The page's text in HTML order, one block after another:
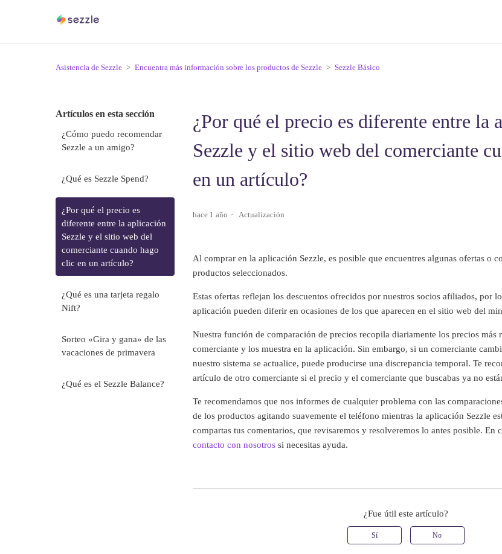
Asistencia de Sezzle Encuentra más información sobre los productos de Sezzle Sezzle Básico
Artículos en esta sección
¿Cómo puedo recomendar
Sezzle a un amigo?
¿Qué es Sezzle Spend?
¿Por qué el precio es
diferente entre la aplicación
Sezzle y el sitio web del
comerciante cuando hago
clic en un artículo?
¿Qué es una tarjeta regalo
Nift?
Sorteo «Gira y gana» de las
vacaciones de primavera
¿Qué es el Sezzle Balance?
¿Por qué el precio es diferente entre la
Sezzle y el sitio web del comerciante
en un artículo?
hace 1 año Actualización
Al comprar en la aplicación Sezzle, es posible que encuentres algunas ofertas o
productos seleccionados.
Estas ofertas reflejan los descuentos ofrecidos por nuestros socios afiliados, por
aplicación pueden diferir en ocasiones de los que aparecen en el sitio web del
Nuestra función de comparación de precios recopila diariamente los precios más
comerciante y los muestra en la aplicación. Sin embargo, si un comerciante
nuestro sistema se actualice, puede producirse una discrepancia temporal. Te
artículo de otro comerciante si el precio y el comerciante que buscabas ya no
Te recomendamos que nos informes de cualquier problema con las
de los productos agitando suavemente el teléfono mientras la aplicación Sezzle
compartas tus comentarios, que revisaremos y resolveremos lo antes posible. En
contacto con nosotros si necesitas ayuda.
¿Fue útil este artículo?
Sí No